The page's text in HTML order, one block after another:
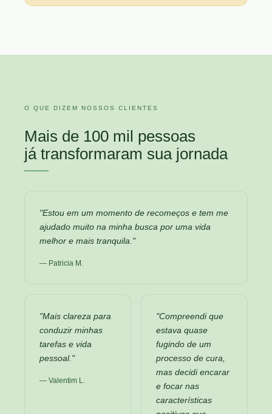
O QUE DIZEM NOSSOS CLIENTES
Mais de 100 mil pessoas
já transformaram sua jornada
"Estou em um momento de recomeços e tem me
ajudado muito na minha busca por uma vida
melhor e mais tranquila."
— Patricia M.
"Mais clareza para
conduzir minhas
tarefas e vida
pessoal."
— Valentim L.
"Compreendi que
estava quase
fugindo de um
processo de cura,
mas decidi encarar
e focar nas
características